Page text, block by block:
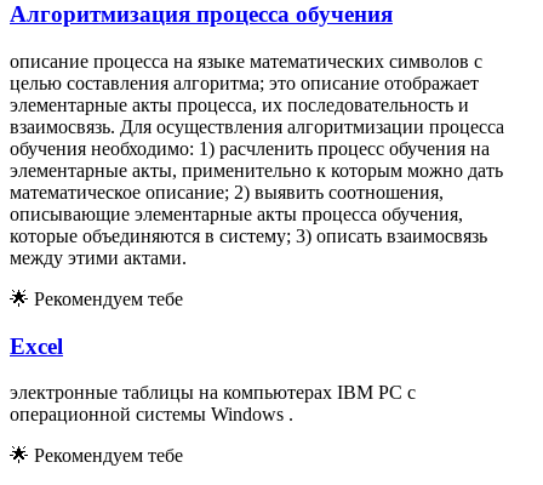
Алгоритмизация процесса обучения
описание процесса на языке математических символов с
целью составления алгоритма; это описание отображает
элементарные акты процесса, их последовательность и
взаимосвязь. Для осуществления алгоритмизации процесса
обучения необходимо: 1) расчленить процесс обучения на
элементарные акты, применительно к которым можно дать
математическое описание; 2) выявить соотношения,
описывающие элементарные акты процесса обучения,
которые объединяются в систему; 3) описать взаимосвязь
между этими актами.
🌟 Рекомендуем тебе
Excel
электронные таблицы на компьютерах IBM PC с
операционной системы Windows .
🌟 Рекомендуем тебе